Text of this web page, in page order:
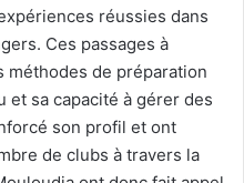
réussies dans
Ces passages à
méthodes de préparation
et sa capacité à gérer des
son profil et ont
de clubs à travers la